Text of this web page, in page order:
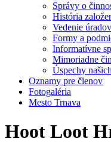
Správy o
História
Vedenie
Formy a
Informatívne
Mimoriadne
Úspechy
Oznamy pre členov
Fotogaléria
Mesto Trnava
Hoot Loot